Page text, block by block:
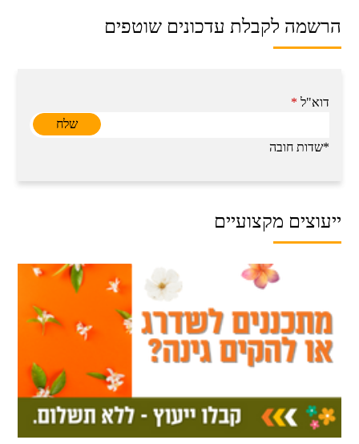
הרשמה לקבלת עדכונים שוטפים
דוא"ל *
*שדות חובה
ייעוצים מקצועיים